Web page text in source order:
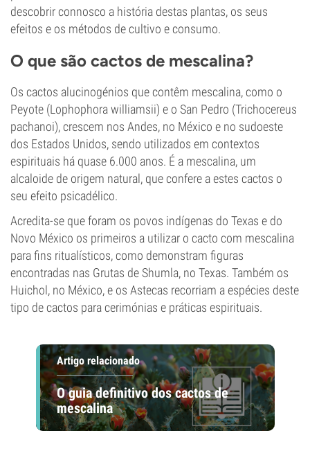
descobrir connosco a história destas plantas, os seus
efeitos e os métodos de cultivo e consumo.
O que são cactos de mescalina?
Os cactos alucinogénios que contêm mescalina, como o
Peyote (Lophophora williamsii) e o San Pedro (Trichocereus
pachanoi), crescem nos Andes, no México e no sudoeste
dos Estados Unidos, sendo utilizados em contextos
espirituais há quase 6.000 anos. É a mescalina, um
alcaloide de origem natural, que confere a estes cactos o
seu efeito psicadélico.
Acredita-se que foram os povos indígenas do Texas e do
Novo México os primeiros a utilizar o cacto com mescalina
para fins ritualísticos, como demonstram figuras
encontradas nas Grutas de Shumla, no Texas. Também os
Huichol, no México, e os Astecas recorriam a espécies deste
tipo de cactos para cerimónias e práticas espirituais.
Artigo relacionado
O guia definitivo dos cactos de
mescalina